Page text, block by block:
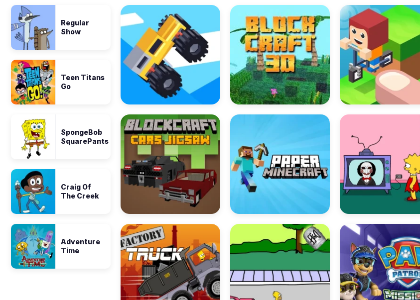
Regular
Show
Teen Titans
Go
SpongeBob
SquarePants
Craig Of
The Creek
Adventure
Time